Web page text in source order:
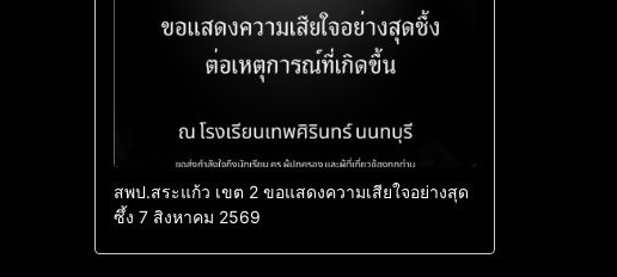
สพป.สระแก้ว เขต 2 ขอแสดงความเสียใจอย่างสุด
ซึ้ง 7 สิงหาคม 2569